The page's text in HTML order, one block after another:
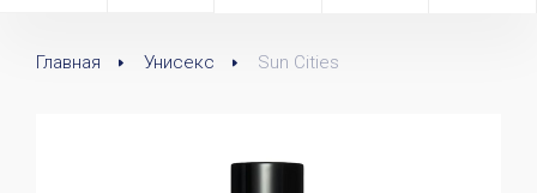
Главная Унисекс Sun Cities